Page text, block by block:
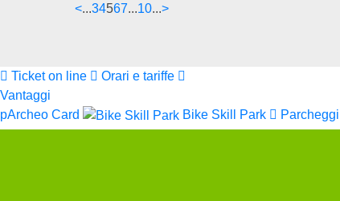
<...34567...10...>
Ticket on line
Orari e tariffe
Vantaggi
pArcheo Card
Bike Skill Park Parcheggi